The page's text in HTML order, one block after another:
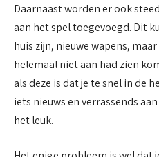
Daarnaast worden er ook
aan het spel toegevoegd. Dit
huis zijn, nieuwe wapens,
helemaal niet aan had zien
als deze is dat je te snel in de
iets nieuws en verrassends
het leuk.